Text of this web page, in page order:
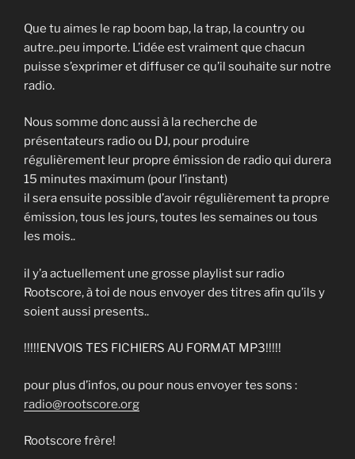
22. Infamous - Jeff le Nerf / Choeurs:S.Nesrine
24. Rappeur Realiste - Nozey
25. 09. 2.0 - Papa Sisko
26. Ring de la vie - Ruz-Tee
27. Parcours et emotions - S.I.D
29. Featuring - Jeff le Nerf
30. Ca parle à qui - Bastard prod
31. Ma thérapie - Inglourious Bastardz
Que tu aimes le rap boom bap, la trap, la country ou
autre..peu importe. L’idée est vraiment que chacun
puisse s’exprimer et diffuser ce qu’il souhaite sur notre
radio.
Nous somme donc aussi à la recherche de
présentateurs radio ou DJ, pour produire
régulièrement leur propre émission de radio qui durera
15 minutes maximum (pour l’instant)
il sera ensuite possible d’avoir régulièrement ta propre
émission, tous les jours, toutes les semaines ou tous
les mois..
il y’a actuellement une grosse playlist sur radio
Rootscore, à toi de nous envoyer des titres afin qu’ils y
soient aussi presents..
!!!!!ENVOIS TES FICHIERS AU FORMAT MP3!!!!!
pour plus d’infos, ou pour nous envoyer tes sons :
radio@rootscore.org
Rootscore frère!